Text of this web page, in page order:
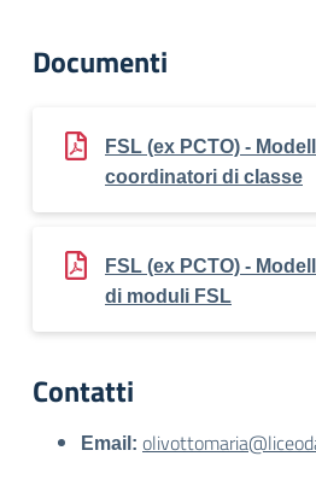
Documenti
FSL (ex PCTO) -
coordinatori di classe
FSL (ex PCTO) -
di moduli FSL
Contatti
Email: